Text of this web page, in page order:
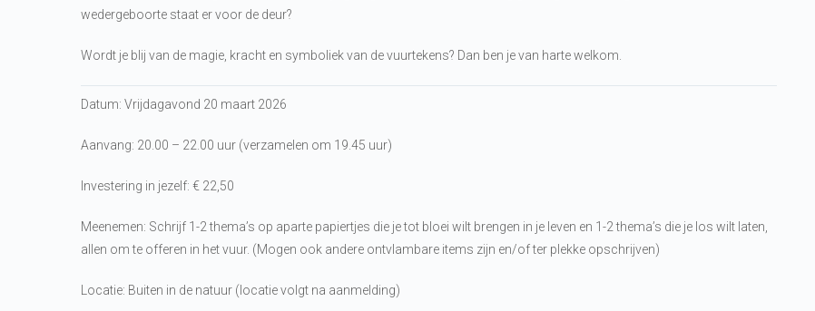
wedergeboorte staat er voor de deur?
Wordt je blij van de magie, kracht en symboliek van de vuurtekens? Dan ben je van harte welkom.
Datum: Vrijdagavond 20 maart 2026
Aanvang: 20.00 – 22.00 uur (verzamelen om 19.45 uur)
Investering in jezelf: € 22,50
Meenemen: Schrijf 1-2 thema’s op aparte papiertjes die je tot bloei wilt brengen in je leven en 1-2 thema’s die je los wilt laten,
allen om te offeren in het vuur. (Mogen ook andere ontvlambare items zijn en/of ter plekke opschrijven)
Locatie: Buiten in de natuur (locatie volgt na aanmelding)